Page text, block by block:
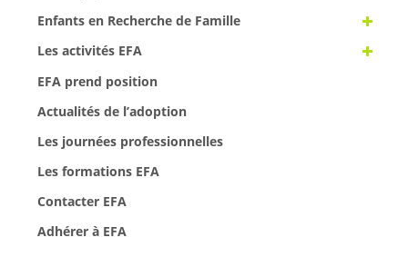
Enfants en Recherche de Famille
Les activités EFA
EFA prend position
Actualités de l’adoption
Les journées professionnelles
Les formations EFA
Contacter EFA
Adhérer à EFA